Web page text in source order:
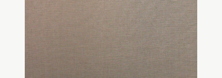
THE FABRICS
The season Fall/Winter